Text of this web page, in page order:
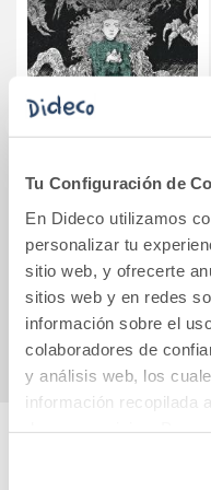
Tu Configuración de
En Dideco utilizamos
personalizar tu
sitio web, y ofrecerte
sitios web y en redes
información sobre el
colaboradores de
y análisis web, los
información recopilada
El árbol de las
mentiras
14,90€
Comprar